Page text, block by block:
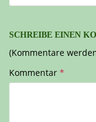
SCHREIBE EINEN
(Kommentare
Kommentar *